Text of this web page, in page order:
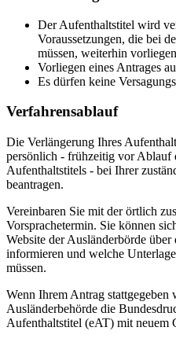
Der Aufenthaltstitel wird
Voraussetzungen, die bei
müssen, weiterhin
Vorliegen eines Antrages
Es dürfen keine
Verfahrensablauf
Die Verlängerung Ihres
persönlich - frühzeitig vor Ablauf
Aufenthaltstitels - bei Ihrer
beantragen.
Vereinbaren Sie mit der örtlich
Vorsprachetermin. Sie können
Website der Ausländerbörde
informieren und welche
müssen.
Wenn Ihrem Antrag stattgegeben
Ausländerbehörde die
Aufenthaltstitel (eAT) mit neuem